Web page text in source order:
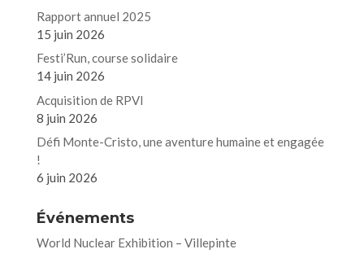
Rapport annuel 2025
15 juin 2026
Festi’Run, course solidaire
14 juin 2026
Acquisition de RPVI
8 juin 2026
Défi Monte-Cristo, une aventure humaine et engagée
!
6 juin 2026
Événements
World Nuclear Exhibition – Villepinte